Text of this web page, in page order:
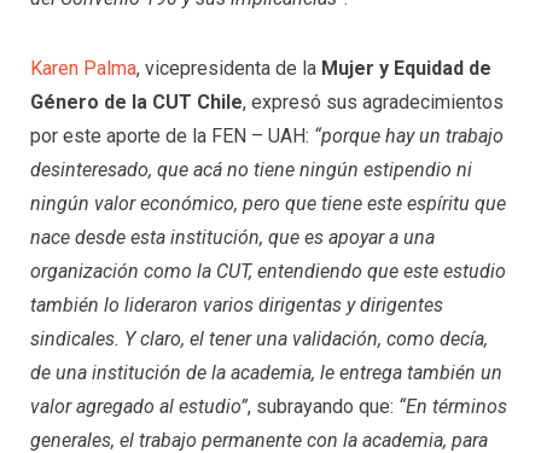
Karen Palma, vicepresidenta de la Mujer y Equidad de
Género de la CUT Chile, expresó sus agradecimientos
por este aporte de la FEN – UAH: “porque hay un trabajo
desinteresado, que acá no tiene ningún estipendio ni
ningún valor económico, pero que tiene este espíritu que
nace desde esta institución, que es apoyar a una
organización como la CUT, entendiendo que este estudio
también lo lideraron varios dirigentas y dirigentes
sindicales. Y claro, el tener una validación, como decía,
de una institución de la academia, le entrega también un
valor agregado al estudio”, subrayando que: “En términos
generales, el trabajo permanente con la academia, para